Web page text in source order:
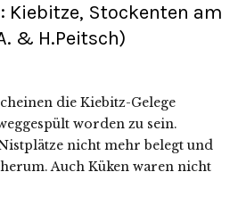
Kiebitze, Stockenten am
& H.Peitsch)
die Kiebitz-Gelege
worden zu sein.
nicht mehr belegt und
Auch Küken waren nicht